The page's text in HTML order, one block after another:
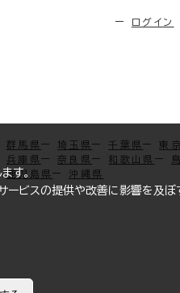
す。
ビスの提供や改善に影響を及ぼ
ログイン
群馬県 埼玉県 千葉県 東
兵庫県 奈良県 和歌山県
鹿児島県 沖縄県